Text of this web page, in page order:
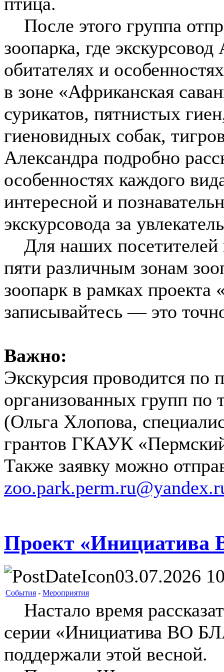
После этого группа
зоопарка, где
обитателях и
в зоне «Африканская
сурикатов, пятнистых
гиеновидных собак,
Александра подробно
особенностях каждого
интересной и
экскурсовода за
Для наших посетителей
пяти различным зонам
зоопарк в рамках проекта
записывайтесь — это
Важно:
Экскурсия проводится по
организованных групп по
(Ольга Хлопова,
грантов ГКАУК
Также заявку можно
Проект
03.07.2026
События - Мероприятия
Настало время
серии «Инициатива ВО
поддержали этой весной.